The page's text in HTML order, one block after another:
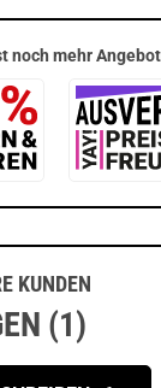
noch mehr
KUNDEN
(1)